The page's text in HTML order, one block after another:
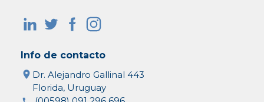
Info de contacto
Dr. Alejandro Gallinal 443
Florida, Uruguay